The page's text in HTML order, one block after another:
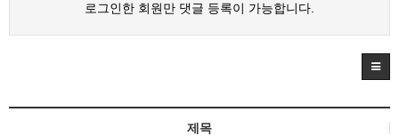
로그인한 회원만 댓글 등록이 가능합니다.
제목